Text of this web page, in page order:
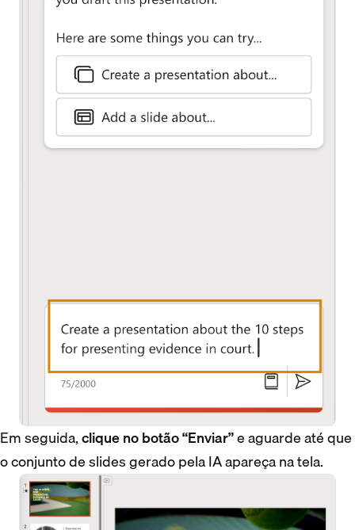
Em seguida,clique no botão “Enviar”e aguarde até que
o conjunto de slides gerado pela IA apareça na tela.